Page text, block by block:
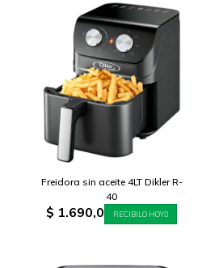
Freidora sin aceite 4LT Dikler R-
40
$ 1.690,0 RECIBILO HOY